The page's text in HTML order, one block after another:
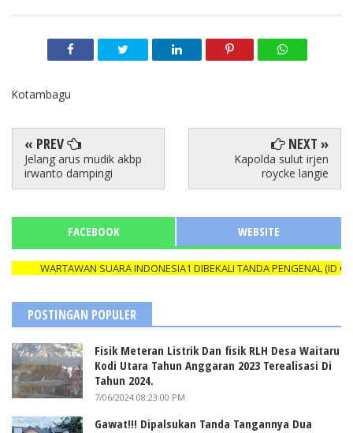
Kotambagu
« PREV
Jelang arus mudik akbp
irwanto dampingi
NEXT »
Kapolda sulut irjen
roycke langie
FACEBOOK WEBSITE
WARTAWAN SUARA INDONESIA1 DIBEKALI TANDA PENGENAL (ID
POSTINGAN POPULER
Fisik Meteran Listrik Dan fisik RLH Desa Waitaru
Kodi Utara Tahun Anggaran 2023 Terealisasi Di
Tahun 2024.
7/06/2024 08:23:00 PM
Gawat!!! Dipalsukan Tanda Tangannya Dua